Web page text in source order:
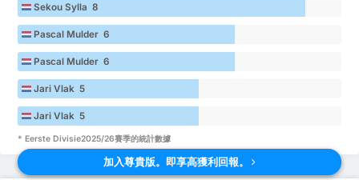
Sekou Sylla 8
Pascal Mulder 6
Pascal Mulder 6
Jari Vlak 5
Jari Vlak 5
* Eerste Divisie2025/26賽季的統計數據
加入尊貴版。即享高獲利回報。